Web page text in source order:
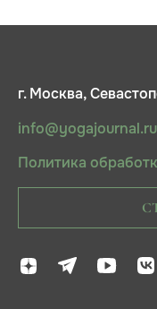
г. Москва,
info@yogajournal.ru
Политика